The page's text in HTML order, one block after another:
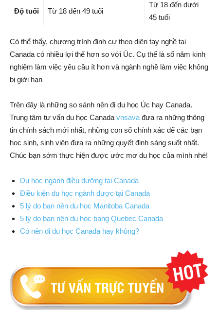
Độ tuổi Từ 18 đến 49 tuổi
Từ 18 đến dưới
45 tuổi
Có thể thấy, chương trình định cư theo diện tay nghề tại
Canada có nhiều lợi thế hơn so với Úc. Cụ thể là số năm kinh
nghiệm làm việc yêu cầu ít hơn và ngành nghề làm việc không
bị giới hạn
Trên đây là những so sánh nên đi du học Úc hay Canada.
Trung tâm tư vấn du học Canada vnsava đưa ra những thông
tin chính sách mới nhất, những con số chính xác để các bạn
học sinh, sinh viên đưa ra những quyết định sáng suốt nhất.
Chúc bạn sớm thực hiện được ước mơ du học của mình nhé!
Du học ngành điều dưỡng tại Canada
Điều kiện du học ngành dược tại Canada
5 lý do bạn nên du học Manitoba Canada
5 lý do bạn nên du học bang Quebec Canada
Có nên đi du học Canada hay không?